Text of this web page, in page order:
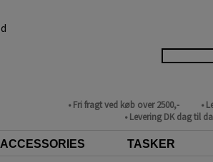
• Fri fragt ved køb over 2500,-
•
• Levering DK dag til
ACCESSORIES TASKER